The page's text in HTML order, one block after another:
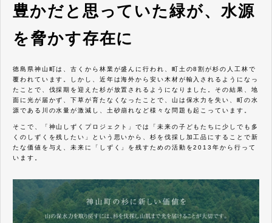
豊かだと思っていた緑が、水源
を脅かす存在に
徳島県神山町は、古くから林業が盛んに行われ、町土の8割が杉の人工林で
覆われています。しかし、近年は海外から安い木材が輸入されるようになっ
たことで、伐採期を迎えた杉が放置されるようになりました。その結果、地
面に光が届かず、下草が育たなくなったことで、山は保水力を失い、町の水
源である川の水量が激減し、土砂崩れなど様々な問題も起こっています。
そこで、「神山しずくプロジェクト」では「未来の子どもたちに少しでも多
くのしずくを残したい」という思いから、杉を伐採し加工品にすることで新
たな価値を与え、未来に「しずく」を残すための活動を2013年から行って
います。